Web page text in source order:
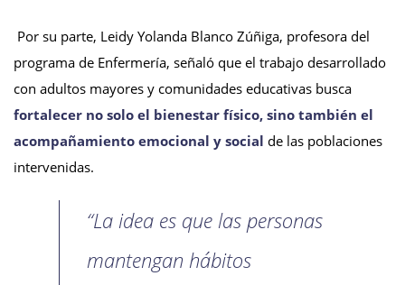
Por su parte, Leidy Yolanda Blanco Zúñiga, profesora del
programa de Enfermería, señaló que el trabajo desarrollado
con adultos mayores y comunidades educativas busca
fortalecer no solo el bienestar físico, sino también el
acompañamiento emocional y social de las poblaciones
intervenidas.
“La idea es que las personas
mantengan hábitos